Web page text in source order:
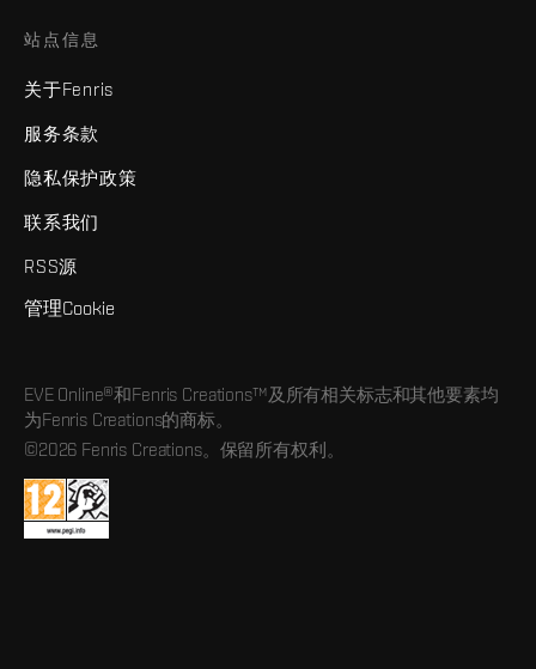
站点信息
关于Fenris
服务条款
隐私保护政策
联系我们
RSS源
管理Cookie
EVE Online®和Fenris Creations™及所有相关标志和其他要素均
为Fenris Creations的商标。
©2026 Fenris Creations。保留所有权利。